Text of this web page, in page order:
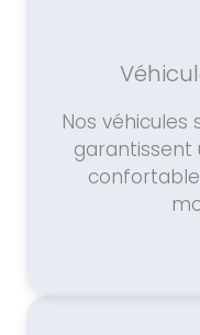
Nos
garantissent